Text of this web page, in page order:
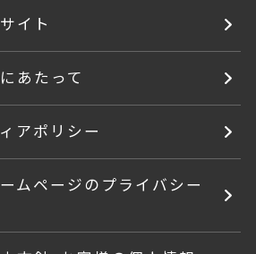
イト
あたって
アポリシー
ムページのプライバシー